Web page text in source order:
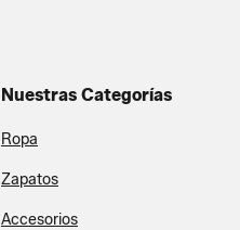
Nuestras Categorías
Ropa
Zapatos
Accesorios